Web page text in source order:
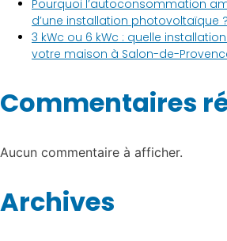
Pourquoi l’autoconsommation
d’une installation photovoltaïque ?
3 kWc ou 6 kWc : quelle
votre maison à Salon-de-
Commentaires
Aucun commentaire à afficher.
Archives